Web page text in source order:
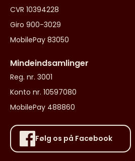
CVR 10394228
Giro 900-3029
MobilePay 83050
Mindeindsamlinger
Reg. nr. 3001
Konto nr. 10597080
MobilePay 488860
Følg os på Facebook